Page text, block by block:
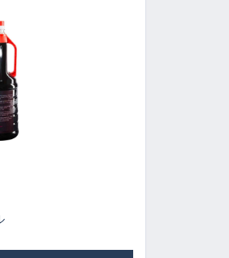
quantity.
buttons to increase or
Enter the desired